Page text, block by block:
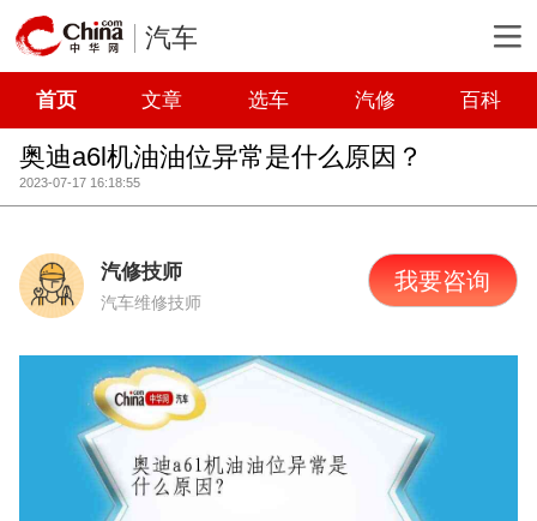
汽车
首页 文章 选车 汽修 百科
奥迪a6l机油油位异常是什么原因？
2023-07-17 16:18:55
汽修技师
汽车维修技师
我要咨询